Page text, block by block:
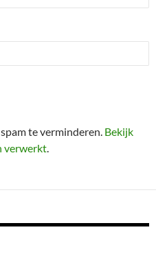
te verminderen. Bekijk
verwerkt.